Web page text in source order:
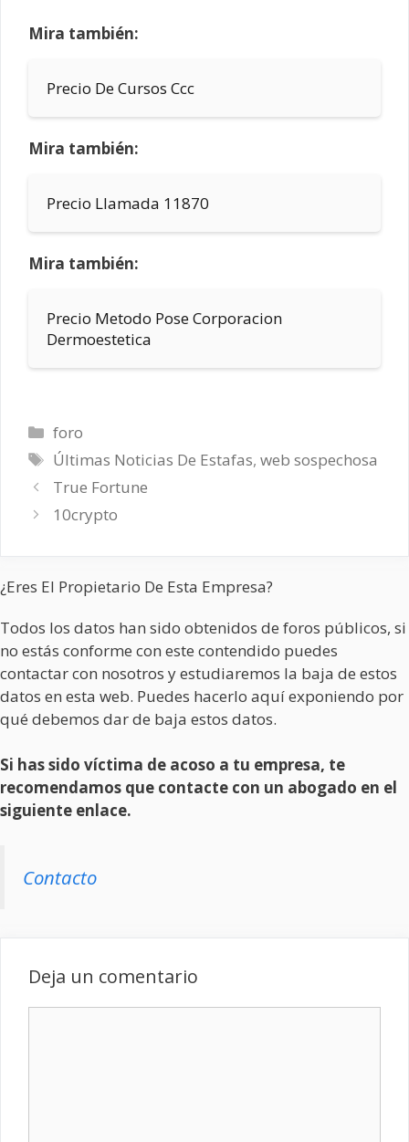
Mira también:
Precio De Cursos Ccc
Mira también:
Precio Llamada 11870
Mira también:
Precio Metodo Pose Corporacion
Dermoestetica
Categorías
foro
Etiquetas
Últimas Noticias De Estafas,web sospechosa
True Fortune
10crypto
¿Eres El Propietario De Esta Empresa?
Todos los datos han sido obtenidos de foros públicos, si
no estás conforme con este contendido puedes
contactar con nosotros y estudiaremos la baja de estos
datos en esta web. Puedes hacerlo aquí exponiendo por
qué debemos dar de baja estos datos.
Si has sido víctima de acoso a tu empresa, te
recomendamos que contacte con un abogado en el
siguiente enlace.
Contacto
Deja un comentario